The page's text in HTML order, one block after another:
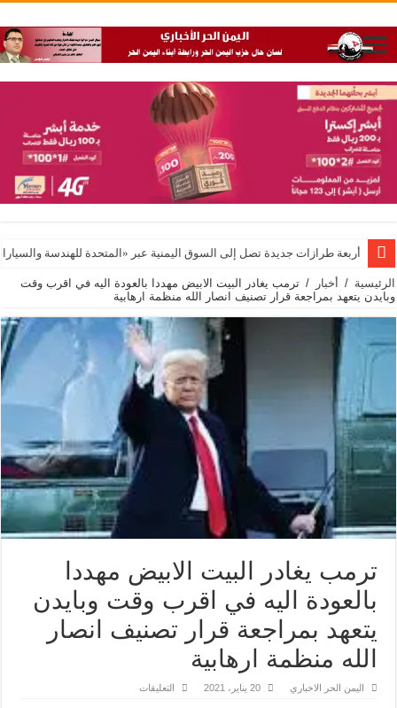
أربعة طرازات جديدة تصل إلى السوق اليمنية عبر «المتحدة للهندسة
الرئيسية / أخبار / ترمب يغادر البيت الابيض مهددا بالعودة اليه في اقرب وقت
وبايدن يتعهد بمراجعة قرار تصنيف انصار الله منظمة ارهابية
ترمب يغادر البيت الابيض مهددا
بالعودة اليه في اقرب وقت وبايدن
يتعهد بمراجعة قرار تصنيف انصار
الله منظمة ارهابية
اليمن الحر الاخباري 20 يناير، 2021 التعليقات